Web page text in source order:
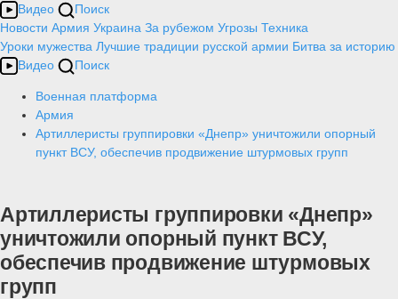
Видео
Поиск
Новости Армия Украина За рубежом Угрозы Техника
Уроки мужества Лучшие традиции русской армии Битва за историю
Видео
Поиск
Военная платформа
Армия
Артиллеристы группировки «Днепр» уничтожили опорный
пункт ВСУ, обеспечив продвижение штурмовых групп
Артиллеристы группировки «Днепр»
уничтожили опорный пункт ВСУ,
обеспечив продвижение штурмовых
групп